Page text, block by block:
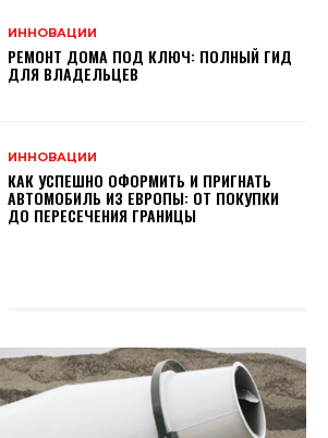
ИННОВАЦИИ
РЕМОНТ ДОМА ПОД КЛЮЧ: ПОЛНЫЙ ГИД
ДЛЯ ВЛАДЕЛЬЦЕВ
ИННОВАЦИИ
КАК УСПЕШНО ОФОРМИТЬ И ПРИГНАТЬ
АВТОМОБИЛЬ ИЗ ЕВРОПЫ: ОТ ПОКУПКИ
ДО ПЕРЕСЕЧЕНИЯ ГРАНИЦЫ